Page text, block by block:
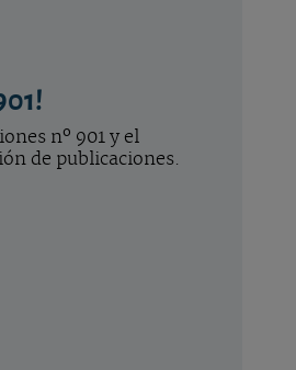
nº 901 y el
de publicaciones.